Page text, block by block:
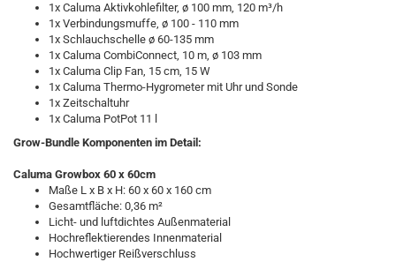
1x Caluma Aktivkohlefilter, ø 100 mm, 120 m³/h
1x Verbindungsmuffe, ø 100 - 110 mm
1x Schlauchschelle ø 60-135 mm
1x Caluma CombiConnect, 10 m, ø 103 mm
1x Caluma Clip Fan, 15 cm, 15 W
1x Caluma Thermo-Hygrometer mit Uhr und Sonde
1x Zeitschaltuhr
1x Caluma PotPot 11 l
Grow-Bundle Komponenten im Detail:
Caluma Growbox 60 x 60cm
Maße L x B x H: 60 x 60 x 160 cm
Gesamtfläche: 0,36 m²
Licht- und luftdichtes Außenmaterial
Hochreflektierendes Innenmaterial
Hochwertiger Reißverschluss